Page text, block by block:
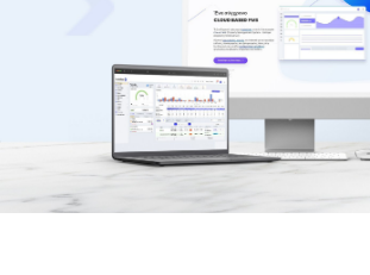
υπηρεσίες
Αρχ. Μακαρίου 14, 45221, Ιωάννινα
τ: +30 26510 24308|e: info@wapp.gr